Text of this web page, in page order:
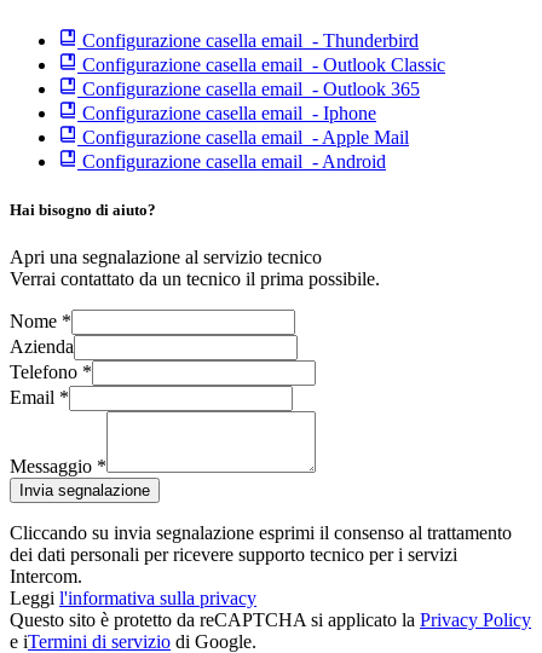
Configurazione casella email - Thunderbird
Configurazione casella email - Outlook Classic
Configurazione casella email - Outlook 365
Configurazione casella email - Iphone
Configurazione casella email - Apple Mail
Configurazione casella email - Android
Hai bisogno di aiuto?
Apri una segnalazione al servizio tecnico
Verrai contattato da un tecnico il prima possibile.
Nome *
Azienda
Telefono *
Email *
Messaggio *
Invia segnalazione
Cliccando su invia segnalazione esprimi il consenso al trattamento
dei dati personali per ricevere supporto tecnico per i servizi
Intercom.
Leggi l'informativa sulla privacy
Questo sito è protetto da reCAPTCHA si applicato la Privacy Policy
e iTermini di servizio di Google.